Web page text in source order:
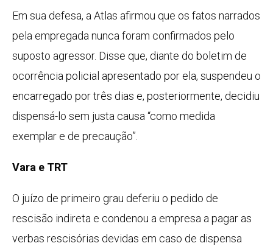
Em sua defesa, a Atlas afirmou que os fatos narrados
pela empregada nunca foram confirmados pelo
suposto agressor. Disse que, diante do boletim de
ocorrência policial apresentado por ela, suspendeu o
encarregado por três dias e, posteriormente, decidiu
dispensá-lo sem justa causa “como medida
exemplar e de precaução”.
Vara e TRT
O juízo de primeiro grau deferiu o pedido de
rescisão indireta e condenou a empresa a pagar as
verbas rescisórias devidas em caso de dispensa